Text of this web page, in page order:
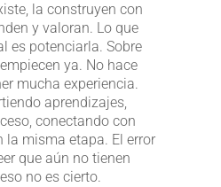
la construyen con
y valoran. Lo que
es potenciarla. Sobre
ya. No hace
mucha experiencia.
aprendizajes,
conectando con
la misma etapa. El error
que aún no tienen
no es cierto.